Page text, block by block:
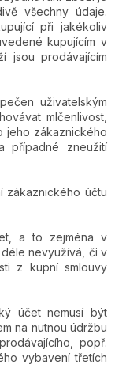
všechny údaje.
při jakékoliv
kupujícím v
jsou prodávajícím
uživatelským
mlčenlivost,
jeho zákaznického
případné zneužití
zákaznického účtu
a to zejména v
nevyužívá, či v
z kupní smlouvy
účet nemusí být
na nutnou údržbu
popř.
vybavení třetích